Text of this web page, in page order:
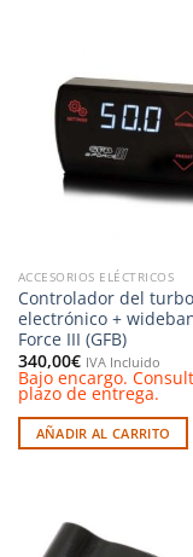
ACCESORIOS ELÉCTRICOS
Controlador del turbo
electrónico +
Force III (GFB)
340,00€ IVA Incluido
Bajo encargo.
plazo de entrega.
AÑADIR AL CARRITO